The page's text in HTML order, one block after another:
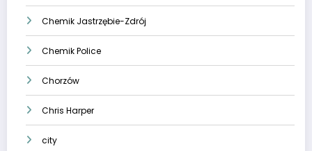
Chemik Jastrzębie-Zdrój
Chemik Police
Chorzów
Chris Harper
city